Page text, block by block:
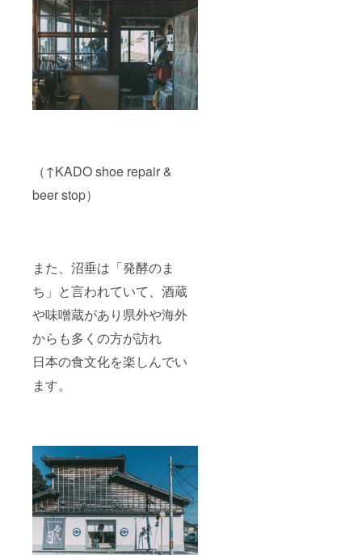
（↑KADO shoe repair &
beer stop）
また、沼垂は「発酵のま
ち」と言われていて、酒蔵
や味噌蔵があり県外や海外
からも多くの方が訪れ
日本の食文化を楽しんでい
ます。